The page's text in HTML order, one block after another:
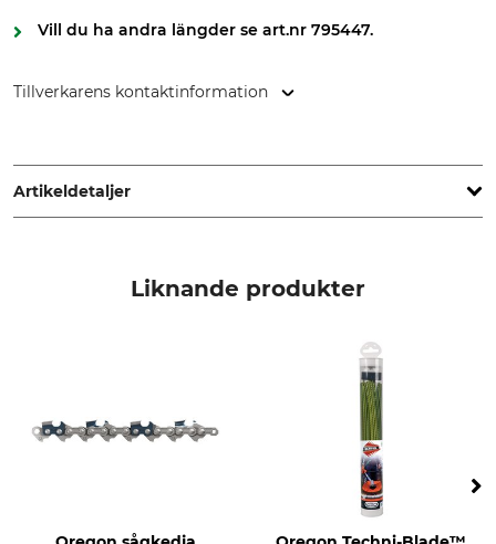
Vill du ha andra längder se art.nr 795447.
Tillverkarens kontaktinformation
Germany, www.oregonproducts.com
Artikeldetaljer
Hål för drivlänk
skärpningsmaskin
Liknande produkter